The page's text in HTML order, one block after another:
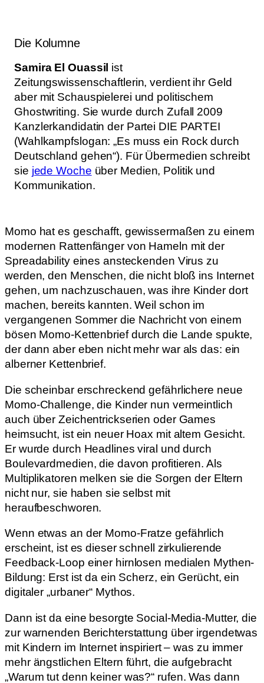
Die Kolumne
Samira El Ouassil ist
Zeitungswissenschaftlerin, verdient ihr Geld
aber mit Schauspielerei und politischem
Ghostwriting. Sie wurde durch Zufall 2009
Kanzlerkandidatin der Partei DIE PARTEI
(Wahlkampfslogan: „Es muss ein Rock durch
Deutschland gehen“). Für Übermedien schreibt
sie jede Woche über Medien, Politik und
Kommunikation.
Momo hat es geschafft, gewissermaßen zu einem
modernen Rattenfänger von Hameln mit der
Spreadability eines ansteckenden Virus zu
werden, den Menschen, die nicht bloß ins Internet
gehen, um nachzuschauen, was ihre Kinder dort
machen, bereits kannten. Weil schon im
vergangenen Sommer die Nachricht von einem
bösen Momo-Kettenbrief durch die Lande spukte,
der dann aber eben nicht mehr war als das: ein
alberner Kettenbrief.
Die scheinbar erschreckend gefährlichere neue
Momo-Challenge, die Kinder nun vermeintlich
auch über Zeichentrickserien oder Games
heimsucht, ist ein neuer Hoax mit altem Gesicht.
Er wurde durch Headlines viral und durch
Boulevardmedien, die davon profitieren. Als
Multiplikatoren melken sie die Sorgen der Eltern
nicht nur, sie haben sie selbst mit
heraufbeschworen.
Wenn etwas an der Momo-Fratze gefährlich
erscheint, ist es dieser schnell zirkulierende
Feedback-Loop einer hirnlosen medialen Mythen-
Bildung: Erst ist da ein Scherz, ein Gerücht, ein
digitaler „urbaner“ Mythos.
Dann ist da eine besorgte Social-Media-Mutter, die
zur warnenden Berichterstattung über irgendetwas
mit Kindern im Internet inspiriert – was zu immer
mehr ängstlichen Eltern führt, die aufgebracht
„Warum tut denn keiner was?“ rufen. Was dann